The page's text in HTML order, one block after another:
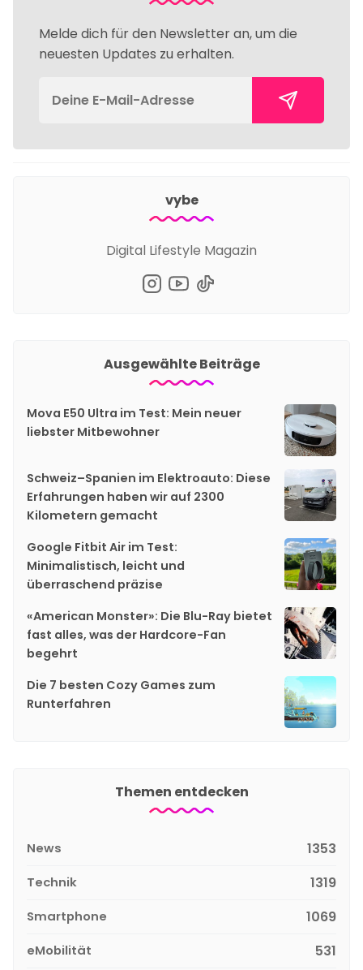
Melde dich für den Newsletter an, um die
neuesten Updates zu erhalten.
vybe
Digital Lifestyle Magazin
Ausgewählte Beiträge
Mova E50 Ultra im Test: Mein neuer
liebster Mitbewohner
Schweiz–Spanien im Elektroauto: Diese
Erfahrungen haben wir auf 2300
Kilometern gemacht
Google Fitbit Air im Test:
Minimalistisch, leicht und
überraschend präzise
«American Monster»: Die Blu-Ray bietet
fast alles, was der Hardcore-Fan
begehrt
Die 7 besten Cozy Games zum
Runterfahren
Themen entdecken
News 1353
Technik 1319
Smartphone 1069
eMobilität 531